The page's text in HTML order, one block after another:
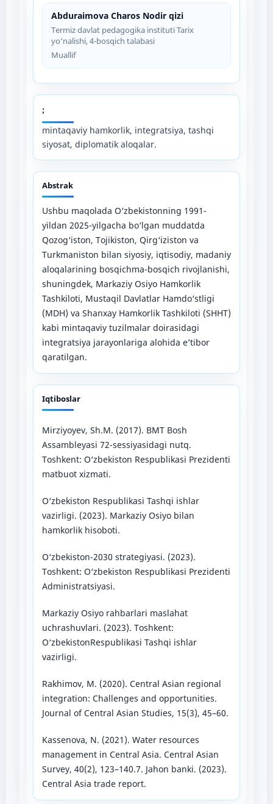
Abduraimova Charos Nodir qizi
Termiz davlat pedagogika instituti Tarix
yo‘nalishi, 4-bosqich talabasi
Muallif
;
mintaqaviy hamkorlik, integratsiya, tashqi
siyosat, diplomatik aloqalar.
Abstrak
Ushbu maqolada O‘zbekistonning 1991-
yildan 2025-yilgacha bo‘lgan muddatda
Qozog‘iston, Tojikiston, Qirg‘iziston va
Turkmaniston bilan siyosiy, iqtisodiy, madaniy
aloqalarining bosqichma-bosqich rivojlanishi,
shuningdek, Markaziy Osiyo Hamkorlik
Tashkiloti, Mustaqil Davlatlar Hamdo‘stligi
(MDH) va Shanxay Hamkorlik Tashkiloti (SHHT)
kabi mintaqaviy tuzilmalar doirasidagi
integratsiya jarayonlariga alohida e’tibor
qaratilgan.
Iqtiboslar
Mirziyoyev, Sh.M. (2017). BMT Bosh
Assambleyasi 72-sessiyasidagi nutq.
Toshkent: O‘zbekiston Respublikasi Prezidenti
matbuot xizmati.
O‘zbekiston Respublikasi Tashqi ishlar
vazirligi. (2023). Markaziy Osiyo bilan
hamkorlik hisoboti.
O‘zbekiston-2030 strategiyasi. (2023).
Toshkent: O‘zbekiston Respublikasi Prezidenti
Administratsiyasi.
Markaziy Osiyo rahbarlari maslahat
uchrashuvlari. (2023). Toshkent:
O‘zbekistonRespublikasi Tashqi ishlar
vazirligi.
Rakhimov, M. (2020). Central Asian regional
integration: Challenges and opportunities.
Journal of Central Asian Studies, 15(3), 45–60.
Kassenova, N. (2021). Water resources
management in Central Asia. Central Asian
Survey, 40(2), 123–140.7. Jahon banki. (2023).
Central Asia trade report.